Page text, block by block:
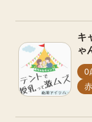
キ
ゃ
0